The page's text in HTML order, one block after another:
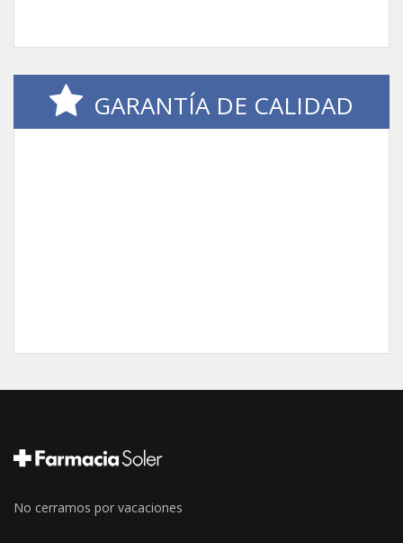
GARANTÍA DE CALIDAD
No cerramos por vacaciones